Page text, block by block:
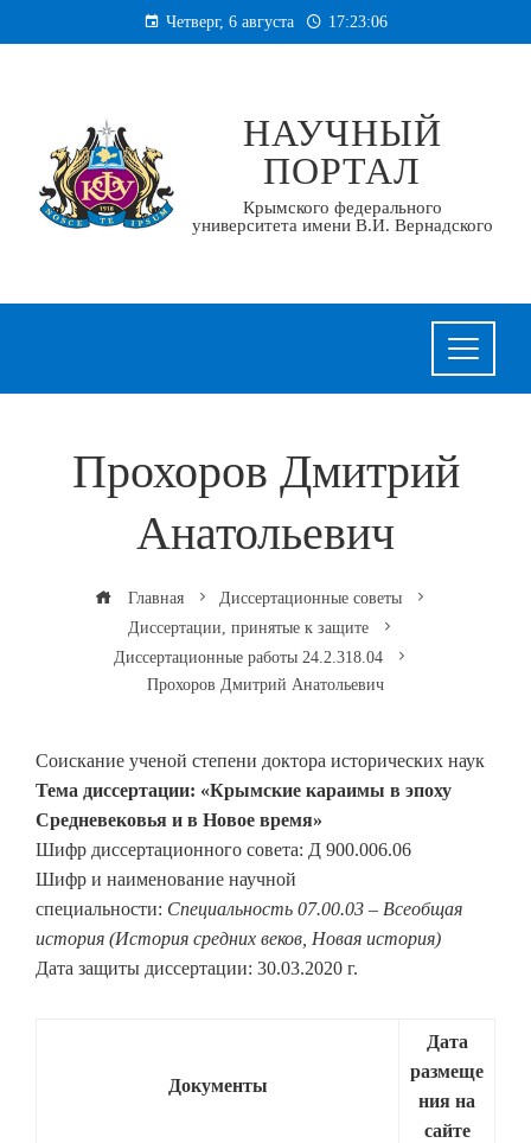
к
Четверг, 6 августа 17:23:07
НАУЧНЫЙ
ПОРТАЛ
Крымского федерального
университета имени В.И. Вернадского
Прохоров Дмитрий
Анатольевич
Главная
Диссертационные советы
Диссертации, принятые к защите
Диссертационные работы 24.2.318.04
Прохоров Дмитрий Анатольевич
Соискание ученой степени доктора исторических наук
Тема диссертации: «Крымские караимы в эпоху
Средневековья и в Новое время»
Шифр диссертационного совета: Д 900.006.06
Шифр и наименование научной
специальности: Специальность 07.00.03 – Всеобщая
история (История средних веков, Новая история)
Дата защиты диссертации: 30.03.2020 г.
Документы
Дата
размеще
ния на
сайте